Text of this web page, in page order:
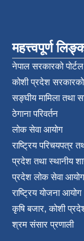
महत्त्वपूर्ण
नेपाल सरकारको पोर्टल
कोशी प्रदेश सरकारको
सङ्‍घीय मामिला तथा
ठेगाना परिवर्तन
लोक सेवा आयोग
राष्ट्रिय परिचयपत्र
प्रदेश तथा स्थानीय
प्रदेश लोक सेवा
राष्ट्रिय योजना आयोग
कृषि बजार, कोशी
श्रम संसार प्रणाली